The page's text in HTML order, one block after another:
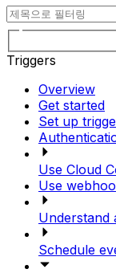
Triggers
Overview
Get started
Set up
Use Cloud
Use
Understand
Schedule